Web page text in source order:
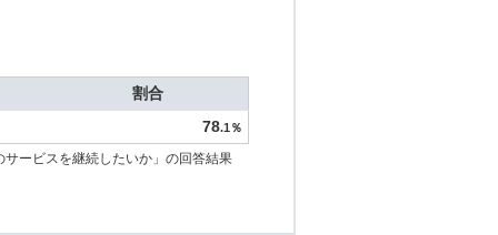
割合
78.1％
ービスを継続したいか」の回答結果